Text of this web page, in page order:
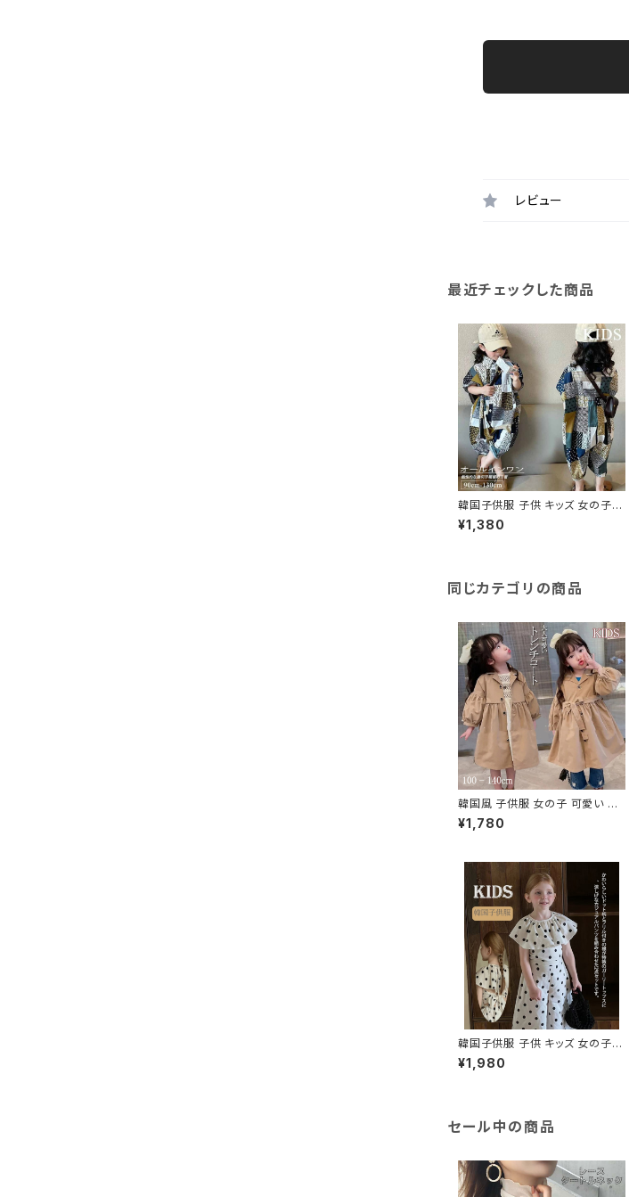
レビュー
最近チェックした商品
韓国子供服 子供 キッズ 女の子
オールインワン 半袖 個性的 ジャ
ンプスーツ つなぎ 幾何学
¥1,380
同じカテゴリの商品
韓国風 子供服 女の子 可愛い キ
ッズ コート ボタン パフスリーブ袖
¥1,780
韓国子供服 子供 キッズ 女の子用
ドット柄セットアップ2点セット
¥1,980
セール中の商品